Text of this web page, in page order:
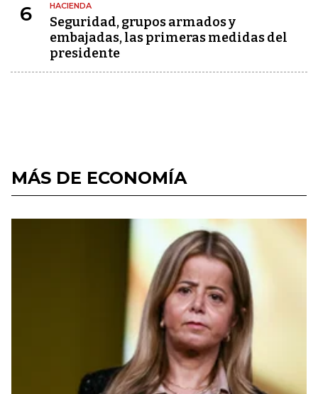
6 HACIENDA
Seguridad, grupos armados y
embajadas, las primeras medidas del
presidente
MÁS DE ECONOMÍA